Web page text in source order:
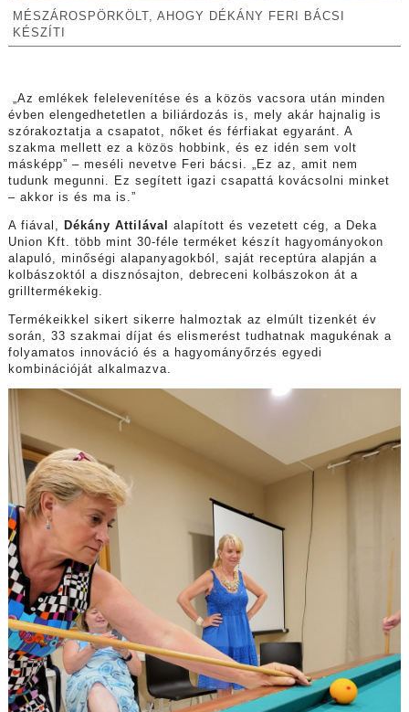
MÉSZÁROSPÖRKÖLT, AHOGY DÉKÁNY FERI BÁCSI
KÉSZÍTI
„Az emlékek felelevenítése és a közös vacsora után minden
évben elengedhetetlen a biliárdozás is, mely akár hajnalig is
szórakoztatja a csapatot, nőket és férfiakat egyaránt. A
szakma mellett ez a közös hobbink, és ez idén sem volt
másképp” – meséli nevetve Feri bácsi. „Ez az, amit nem
tudunk megunni. Ez segített igazi csapattá kovácsolni minket
– akkor is és ma is.”
A fiával, Dékány Attilával
alapított és vezetett cég, a Deka
Union Kft. több mint 30-féle terméket készít hagyományokon
alapuló, minőségi alapanyagokból, saját receptúra alapján a
kolbászoktól a disznósajton, debreceni kolbászokon át a
grilltermékekig.
Termékeikkel sikert sikerre halmoztak az elmúlt tizenkét év
során, 33 szakmai díjat és elismerést tudhatnak magukénak a
folyamatos innováció és a hagyományőrzés egyedi
kombinációját alkalmazva.